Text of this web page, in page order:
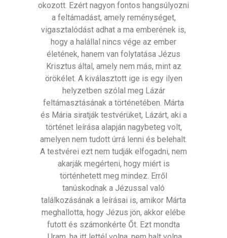
okozott. Ezért nagyon fontos hangsúlyozni
a feltámadást, amely reménységet,
vigasztalódást adhat a ma emberének is,
hogy a halállal nincs vége az ember
életének, hanem van folytatása Jézus
Krisztus által, amely nem más, mint az
örökélet. A kiválasztott ige is egy ilyen
helyzetben szólal meg Lázár
feltámasztásának a történetében. Márta
és Mária siratják testvérüket, Lázárt, aki a
történet leírása alapján nagybeteg volt,
amelyen nem tudott úrrá lenni és belehalt.
A testvérei ezt nem tudják elfogadni, nem
akarják megérteni, hogy miért is
történhetett meg mindez. Erről
tanúskodnak a Jézussal való
találkozásának a leírásai is, amikor Márta
meghallotta, hogy Jézus jön, akkor elébe
futott és számonkérte Őt. Ezt mondta